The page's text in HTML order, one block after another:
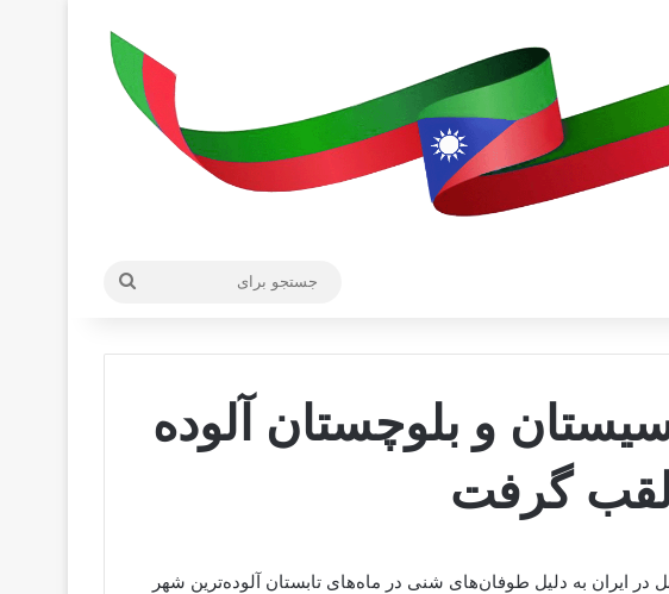
و بلوچستان آلوده
گرفت
ایران به دلیل طوفان‌های شنی در ماه‌های تابستان آلوده‌ترین شهر